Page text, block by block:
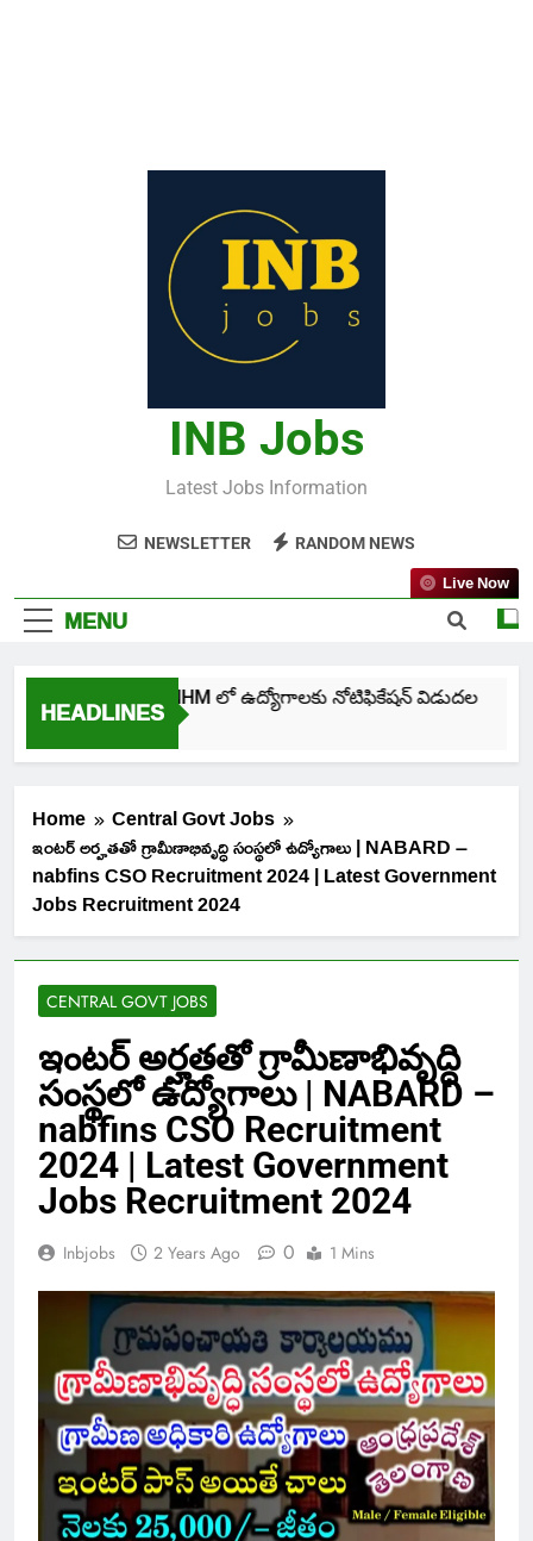
INB Jobs
Latest Jobs Information
NEWSLETTER RANDOM NEWS
MENU
Live Now
HEADLINES
తెలంగాణ NHM లో ఉద్యోగాలకు నోటిఫికేషన్ విడుదల
Home
Central Govt Jobs
ఇంటర్ అర్హతతో గ్రామీణాభివృద్ధి సంస్థలో ఉద్యోగాలు | NABARD –
nabfins CSO Recruitment 2024 | Latest Government
Jobs Recruitment 2024
CENTRAL GOVT JOBS
ఇంటర్ అర్హతతో గ్రామీణాభివృద్ధి
సంస్థలో ఉద్యోగాలు | NABARD –
nabfins CSO Recruitment
2024 | Latest Government
Jobs Recruitment 2024
Inbjobs 2 Years Ago 0 1 Mins